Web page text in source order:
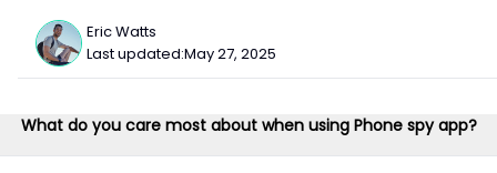
Eric Watts
Last updated:May 27, 2025
What do you care most about when using Phone spy app?